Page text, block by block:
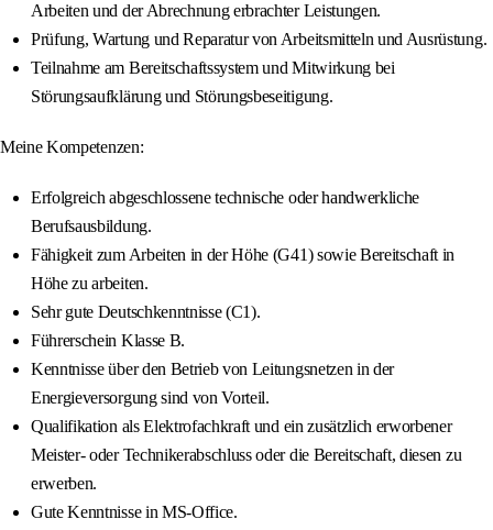
Arbeiten und der Abrechnung erbrachter Leistungen.
Prüfung, Wartung und Reparatur von Arbeitsmitteln und Ausrüstung.
Teilnahme am Bereitschaftssystem und Mitwirkung bei
Störungsaufklärung und Störungsbeseitigung.
Meine Kompetenzen:
Erfolgreich abgeschlossene technische oder handwerkliche
Berufsausbildung.
Fähigkeit zum Arbeiten in der Höhe (G41) sowie Bereitschaft in
Höhe zu arbeiten.
Sehr gute Deutschkenntnisse (C1).
Führerschein Klasse B.
Kenntnisse über den Betrieb von Leitungsnetzen in der
Energieversorgung sind von Vorteil.
Qualifikation als Elektrofachkraft und ein zusätzlich erworbener
Meister- oder Technikerabschluss oder die Bereitschaft, diesen zu
erwerben.
Gute Kenntnisse in MS-Office.